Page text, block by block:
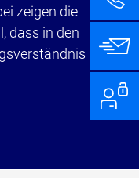
zeigen die
dass in den